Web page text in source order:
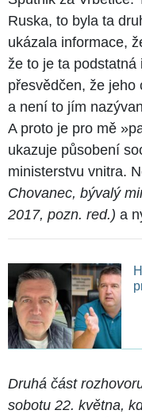
Ruska, to byla ta
ukázala informace,
že to je ta
přesvědčen, že jeho
a není to jím
A proto je pro mě
ukazuje působení
ministerstvu vnitra.
Chovanec, bývalý
2017, pozn. red.) a
Druhá část
sobotu 22. května,